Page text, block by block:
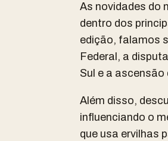
As novidades do
dentro dos
edição, falamos
Federal, a
Sul e a
Além disso,
influenciando o
que usa ervilhas